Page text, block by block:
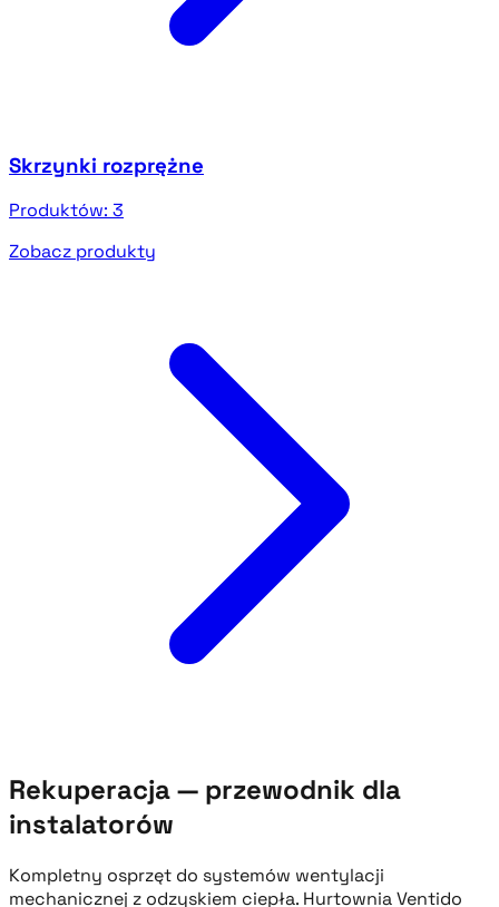
Skrzynki rozprężne
Produktów: 3
Zobacz produkty
Rekuperacja — przewodnik dla
instalatorów
Kompletny osprzęt do systemów wentylacji
mechanicznej z odzyskiem ciepła. Hurtownia Ventido